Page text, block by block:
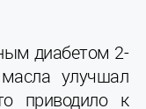
диабетом 2-
улучшал
приводило к